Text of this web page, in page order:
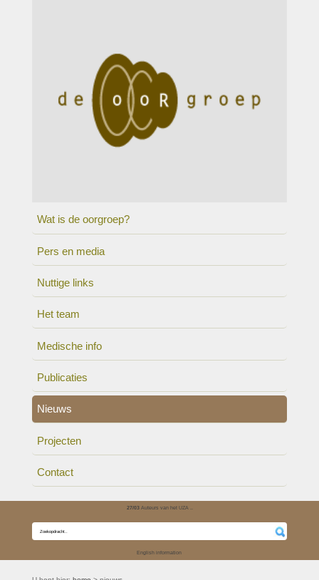
Wat is de oorgroep?
Pers en media
Nuttige links
Het team
Medische info
Publicaties
Nieuws
Projecten
Contact
27/03Auteurs van het UZA ..
English information